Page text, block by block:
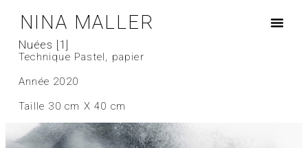
NINA MALLER
Nuées [1]
Technique Pastel, papier
Année 2020
Taille 30 cm X 40 cm